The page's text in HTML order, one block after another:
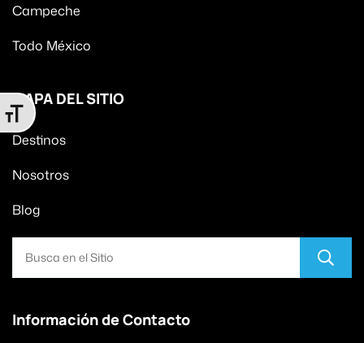
Alternar tamaño de letra
Campeche
Todo México
MAPA DEL SITIO
Destinos
Nosotros
Blog
Información de Contacto